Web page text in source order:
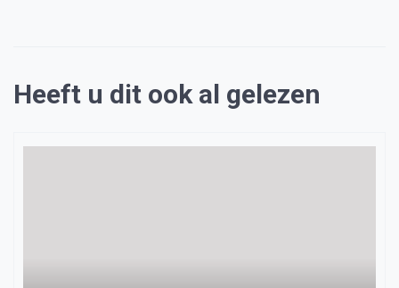
Heeft u dit ook al gelezen